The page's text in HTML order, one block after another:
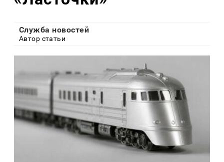
Служба новостей
Автор статьи